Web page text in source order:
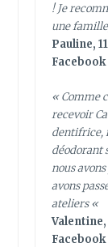
! Je
une
Pauline,
Facebook
« Comme
recevoir
dentifrice,
déodorant
nous
avons
ateliers«
Valentine,
Facebook